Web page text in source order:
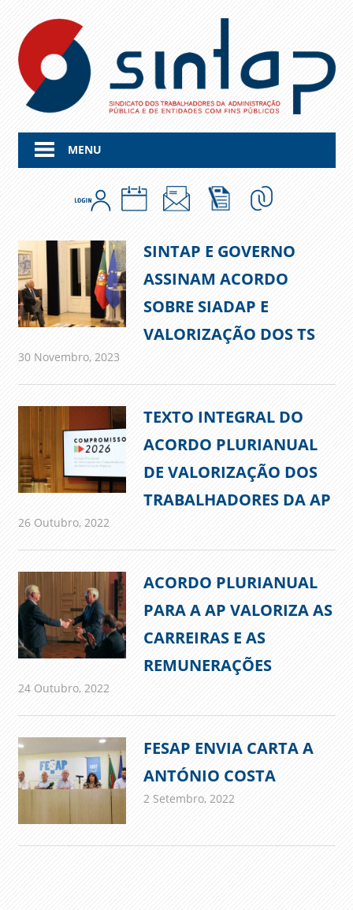
content
MENU
SINTAP E GOVERNO
ASSINAM ACORDO
SOBRE SIADAP E
VALORIZAÇÃO DOS TS
30 Novembro, 2023
TEXTO INTEGRAL DO
ACORDO PLURIANUAL
DE VALORIZAÇÃO DOS
TRABALHADORES DA AP
26 Outubro, 2022
ACORDO PLURIANUAL
PARA A AP VALORIZA AS
CARREIRAS E AS
REMUNERAÇÕES
24 Outubro, 2022
FESAP ENVIA CARTA A
ANTÓNIO COSTA
2 Setembro, 2022